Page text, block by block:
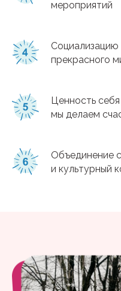
мероприятий
прекрасного
Ценность
мы делаем
Объединение
и культурный